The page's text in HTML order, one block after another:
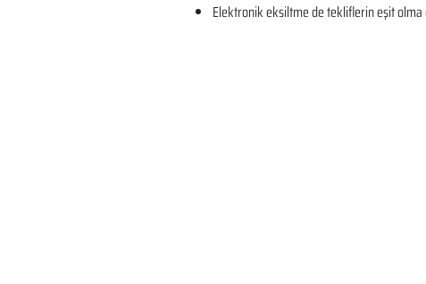
Elektronik eksiltme de tekliflerin eşit olma